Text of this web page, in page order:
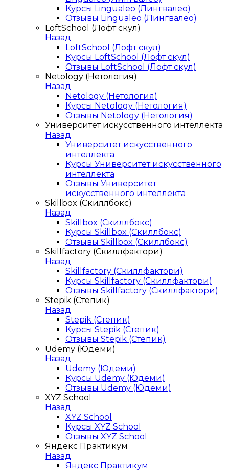
Курсы Lingualeo (Лингвалео)
Отзывы Lingualeo (Лингвалео)
LoftSchool (Лофт скул)
Назад
LoftSchool (Лофт скул)
Курсы LoftSchool (Лофт скул)
Отзывы LoftSchool (Лофт скул)
Netology (Нетология)
Назад
Netology (Нетология)
Курсы Netology (Нетология)
Отзывы Netology (Нетология)
Университет искусственного интеллекта
Назад
Университет искусственного
интеллекта
Курсы Университет искусственного
интеллекта
Отзывы Университет
искусственного интеллекта
Skillbox (Скиллбокс)
Назад
Skillbox (Скиллбокс)
Курсы Skillbox (Скиллбокс)
Отзывы Skillbox (Скиллбокс)
Skillfactory (Скиллфактори)
Назад
Skillfactory (Скиллфактори)
Курсы Skillfactory (Скиллфактори)
Отзывы Skillfactory (Скиллфактори)
Stepik (Степик)
Назад
Stepik (Степик)
Курсы Stepik (Степик)
Отзывы Stepik (Степик)
Udemy (Юдеми)
Назад
Udemy (Юдеми)
Курсы Udemy (Юдеми)
Отзывы Udemy (Юдеми)
XYZ School
Назад
XYZ School
Курсы XYZ School
Отзывы XYZ School
Яндекс Практикум
Назад
Яндекс Практикум